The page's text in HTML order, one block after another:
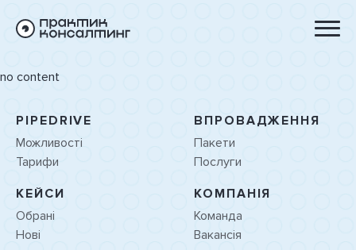
no content
PIPEDRIVE
Можливості
Тарифи
ВПРОВАДЖЕННЯ
Пакети
Послуги
КЕЙСИ
Обрані
Нові
КОМПАНІЯ
Команда
Вакансія